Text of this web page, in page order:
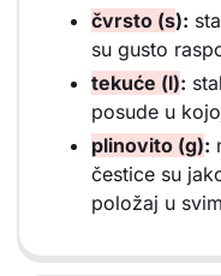
čvrsto (s):
su gusto
tekuće (l):
posude u
plinovito (g):
čestice su
položaj u